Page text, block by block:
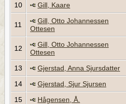
10 Gill, Kaare
11
Gill, Otto Johannessen
Ottesen
12
Gill, Otto Johannessen
Ottesen
13 Gjerstad, Anna Sjursdatter
14
Gjerstad, Sjur Sjursen
15
Hågensen, Å.